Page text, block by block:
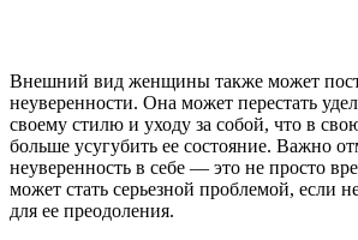
Внешний вид женщины также может
неуверенности. Она может перестать
своему стилю и уходу за собой, что в
больше усугубить ее состояние. Важно
неуверенность в себе — это не просто
может стать серьезной проблемой, если
для ее преодоления.